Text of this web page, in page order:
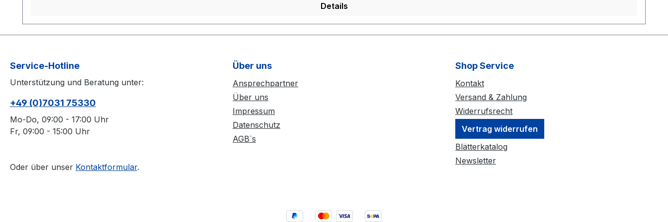
Details
Service-Hotline
Unterstützung und Beratung unter:
+49 (0)7031 75330
Mo-Do, 09:00 - 17:00 Uhr
Fr, 09:00 - 15:00 Uhr
Oder über unser Kontaktformular.
Über uns
Ansprechpartner
Über uns
Impressum
Datenschutz
AGB`s
Shop Service
Kontakt
Versand & Zahlung
Widerrufsrecht
Vertrag widerrufen
Blätterkatalog
Newsletter